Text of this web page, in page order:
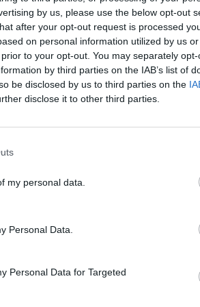
by us, please use the below opt-out
after your opt-out request is processed
on personal information utilized by us
to your opt-out. You may separately
by third parties on the IAB’s list of
be disclosed by us to third parties on the
disclose it to other third parties.
my personal data.
Personal Data.
Personal Data for Targeted
, kis- és középvállalkozások
Program iránt, amely a magas
szerepet tölt be a vállalati
folytatódik a program döntően
programot koordináló KAVOSZ
eljönni.Információ és
felértékelődött a KAVOSZ által
tartozik, melynek olvasása